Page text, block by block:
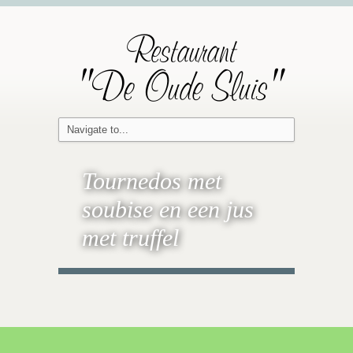
Restaurant
"De Oude Sluis"
Tournedos met
soubise en een jus
met truffel